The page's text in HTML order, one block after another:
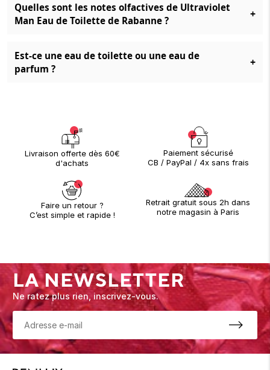
Quelles sont les notes olfactives de Ultraviolet
Man Eau de Toilette de Rabanne ?
+
Est-ce une eau de toilette ou une eau de
parfum ?
+
Livraison offerte dès 60€
d'achats
Paiement sécurisé
CB / PayPal / 4x sans frais
Faire un retour ?
C’est simple et rapide !
Retrait gratuit sous 2h dans
notre magasin à Paris
LA NEWSLETTER
Ne ratez plus rien, inscrivez-vous.